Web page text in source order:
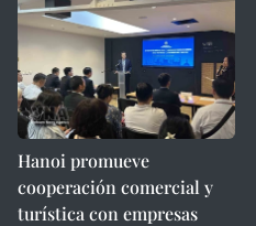
Hanoi promueve
cooperación comercial y
turística con empresas